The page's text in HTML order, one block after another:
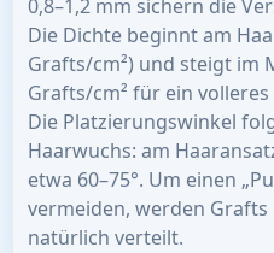
0,8–1,2 mm sichern die
Die Dichte beginnt am
Grafts/cm²) und steigt im
Grafts/cm² für ein
Die Platzierungswinkel
Haarwuchs: am
etwa 60–75°. Um einen
vermeiden, werden
natürlich verteilt.